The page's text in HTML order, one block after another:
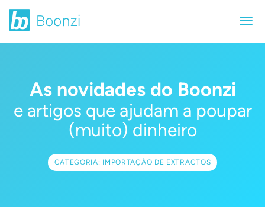
As novidades do Boonzi
e artigos que ajudam a poupar
(muito) dinheiro
CATEGORIA: IMPORTAÇÃO DE EXTRACTOS